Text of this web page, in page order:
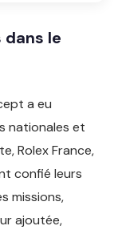
le
a eu
nationales et
Rolex France,
confié leurs
missions,
ajoutée,